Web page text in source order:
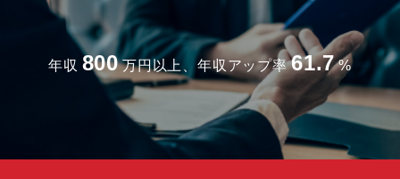
年収 800 万円以上、年収アップ率 61.7 %